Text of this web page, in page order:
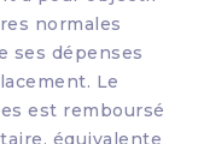
normales
ses dépenses
Le
est remboursé